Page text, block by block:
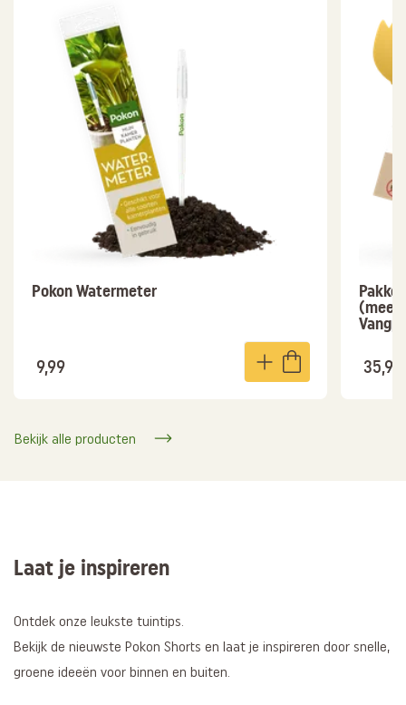
Pokon Watermeter
9,99
(meer
35,95
Bekijk alle producten
Laat je inspireren
Ontdek onze leukste tuintips.
Bekijk de nieuwste Pokon Shorts en laat je inspireren door snelle,
groene ideeën voor binnen en buiten.